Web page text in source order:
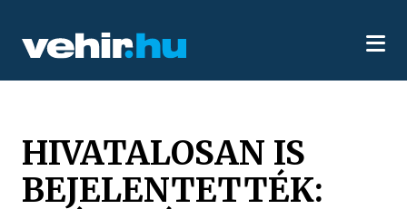
HIVATALOSAN IS
BEJELENTETTÉK: